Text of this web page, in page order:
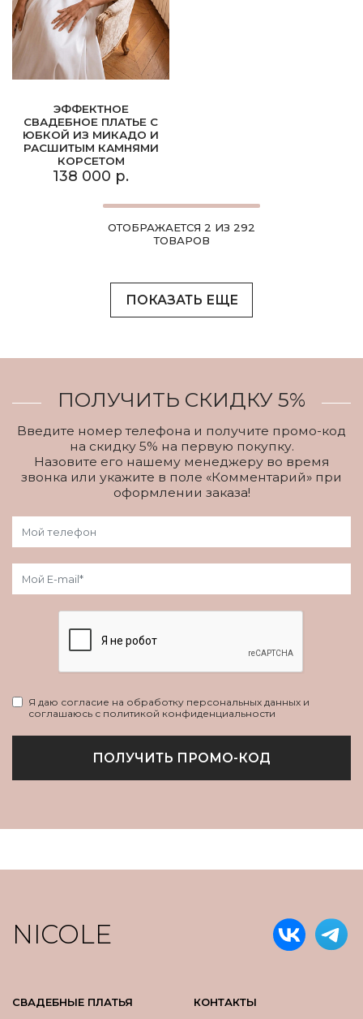
ЭФФЕКТНОЕ
СВАДЕБНОЕ ПЛАТЬЕ С
ЮБКОЙ ИЗ МИКАДО И
РАСШИТЫМ КАМНЯМИ
КОРСЕТОМ
138 000 р.
ОТОБРАЖАЕТСЯ 2 ИЗ 292
ТОВАРОВ
ПОКАЗАТЬ ЕЩЕ
ПОЛУЧИТЬ СКИДКУ 5%
Введите номер телефона и получите промо-код
на скидку 5% на первую покупку.
Назовите его нашему менеджеру во время
звонка или укажите в поле «Комментарий» при
оформлении заказа!
Я даю согласие на обработку персональных данных и
соглашаюсь с политикой конфиденциальности
ПОЛУЧИТЬ ПРОМО-КОД
NICOLE
СВАДЕБНЫЕ ПЛАТЬЯ
КОНТАКТЫ